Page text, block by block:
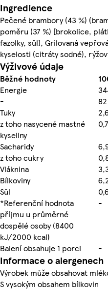
Ingredience
Pečené brambory (43 %)
poměru (37 %) [brokolice,
fazolky, sůl], Grilovaná
kyselosti (citráty sodné),
Výživové údaje
Běžné hodnoty
Energie
-
Tuky
z toho nasycené mastné
kyseliny
Sacharidy
z toho cukry
Vláknina
Bílkoviny
Sůl
*Referenční hodnota
příjmu u průměrné
dospělé osoby (8400
kJ/2000 kcal)
-
Balení obsahuje 1 porci -
Informace o alergenech
Výrobek může obsahovat
S vysokým obsahem bílkovin